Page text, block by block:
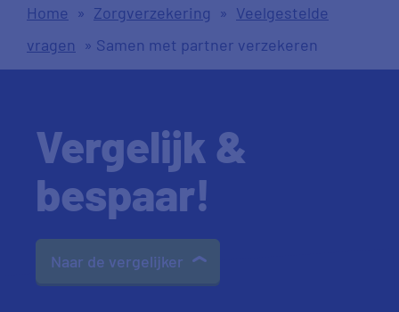
Home » Zorgverzekering » Veelgestelde
vragen » Samen met partner verzekeren
Vergelijk &
bespaar!
Naar de vergelijker